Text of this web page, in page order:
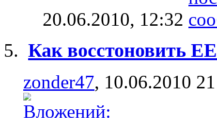
20.06.2010, 12:32
Как восстоновить
zonder47, 10.06.2010